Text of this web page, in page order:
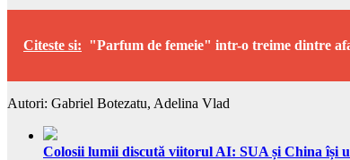
Citeste si: "Parfum de femeie" intr-o treime dintre
Autori: Gabriel Botezatu, Adelina Vlad
Colosii lumii discută viitorul AI: SUA și China își